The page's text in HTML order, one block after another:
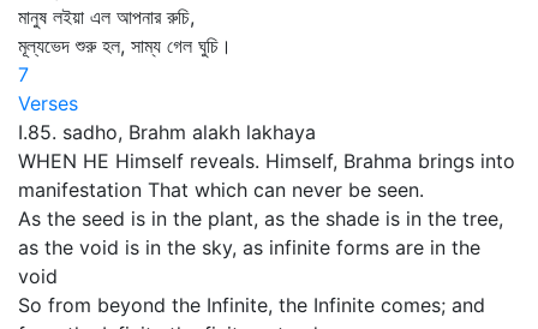
মানুষ লইয়া এল আপনার রুচি,
মূল্যভেদ শুরু হল, সাম্য গেল ঘুচি।
7
Verses
I.85. sadho, Brahm alakh lakhaya
WHEN HE Himself reveals. Himself, Brahma brings into
manifestation That which can never be seen.
As the seed is in the plant, as the shade is in the tree,
as the void is in the sky, as infinite forms are in the
void
So from beyond the Infinite, the Infinite comes; and